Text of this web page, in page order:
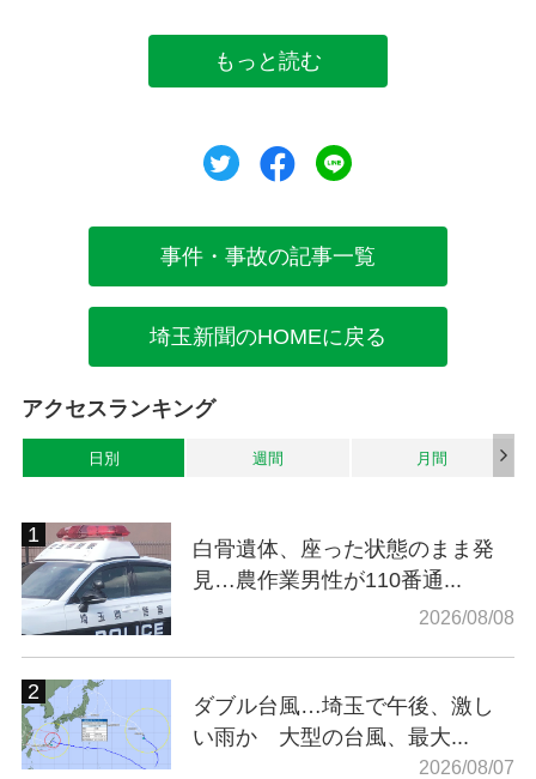
もっと読む
ツイートシェア
事件・事故の記事一覧
埼玉新聞のHOMEに戻る
アクセスランキング
日別 週間 月間
白骨遺体、座った状態のまま発
見…農作業男性が110番通...
2026/08/08
ダブル台風…埼玉で午後、激し
い雨か 大型の台風、最大...
2026/08/07